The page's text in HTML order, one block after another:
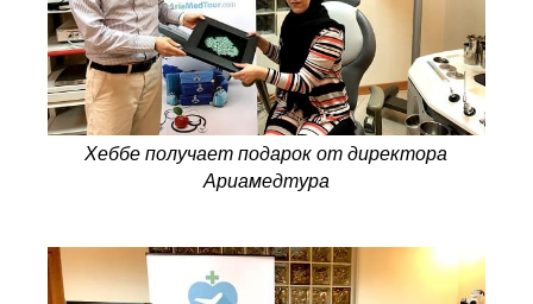
Хеббе получает подарок от директора
Ариамедтура